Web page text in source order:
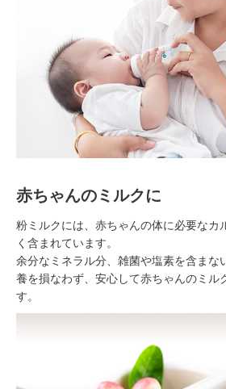
赤ちゃんのミルクに
粉ミルクには、赤ちゃんの体に必要なカ
く含まれています。
余分なミネラル分、雑菌や塩素を含まな
養を損なわず、安心して赤ちゃんのミル
す。